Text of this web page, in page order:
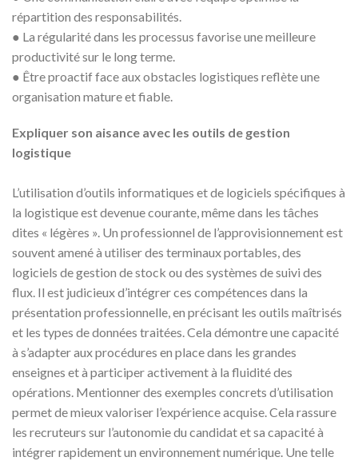
répartition des responsabilités.
● La régularité dans les processus favorise une meilleure
productivité sur le long terme.
● Être proactif face aux obstacles logistiques reflète une
organisation mature et fiable.
Expliquer son aisance avec les outils de gestion
logistique
L’utilisation d’outils informatiques et de logiciels spécifiques à
la logistique est devenue courante, même dans les tâches
dites « légères ». Un professionnel de l’approvisionnement est
souvent amené à utiliser des terminaux portables, des
logiciels de gestion de stock ou des systèmes de suivi des
flux. Il est judicieux d’intégrer ces compétences dans la
présentation professionnelle, en précisant les outils maîtrisés
et les types de données traitées. Cela démontre une capacité
à s’adapter aux procédures en place dans les grandes
enseignes et à participer activement à la fluidité des
opérations. Mentionner des exemples concrets d’utilisation
permet de mieux valoriser l’expérience acquise. Cela rassure
les recruteurs sur l’autonomie du candidat et sa capacité à
intégrer rapidement un environnement numérique. Une telle